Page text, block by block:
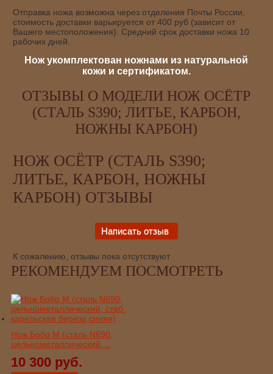
Отправка ножа возможна через отделения Почты России,
стоимость доставки варьируется от 400 руб (зависит от
Вашего местоположения). Средний срок доставки ножа 10
рабочих дней.
Нож укомплектован ножнами из натуральной
кожи и сертификатом.
ОТЗЫВЫ О МОДЕЛИ НОЖ ОСЁТР
(СТАЛЬ S390; ЛИТЬЕ, КАРБОН,
НОЖНЫ КАРБОН)
НОЖ ОСЁТР (СТАЛЬ S390;
ЛИТЬЕ, КАРБОН, НОЖНЫ
КАРБОН) ОТЗЫВЫ
К сожалению, отзывы пока отсутствуют
РЕКОМЕНДУЕМ ПОСМОТРЕТЬ
Нож Бобр М (сталь N690,
цельнометаллический,...
10 300 руб.